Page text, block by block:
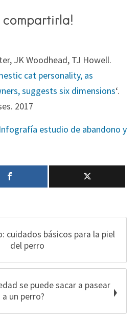
compartirla!
JK Woodhead, TJ Howell.
cat personality, as
suggests six dimensions‘.
2017
Infografía estudio de abandono y
cuidados básicos para la piel
del perro
se puede sacar a pasear
a un perro?